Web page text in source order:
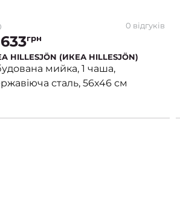
0 відгуків
грн
HILLESJÖN (ИКЕА HILLESJÖN)
мийка, 1 чаша,
сталь, 56x46 см